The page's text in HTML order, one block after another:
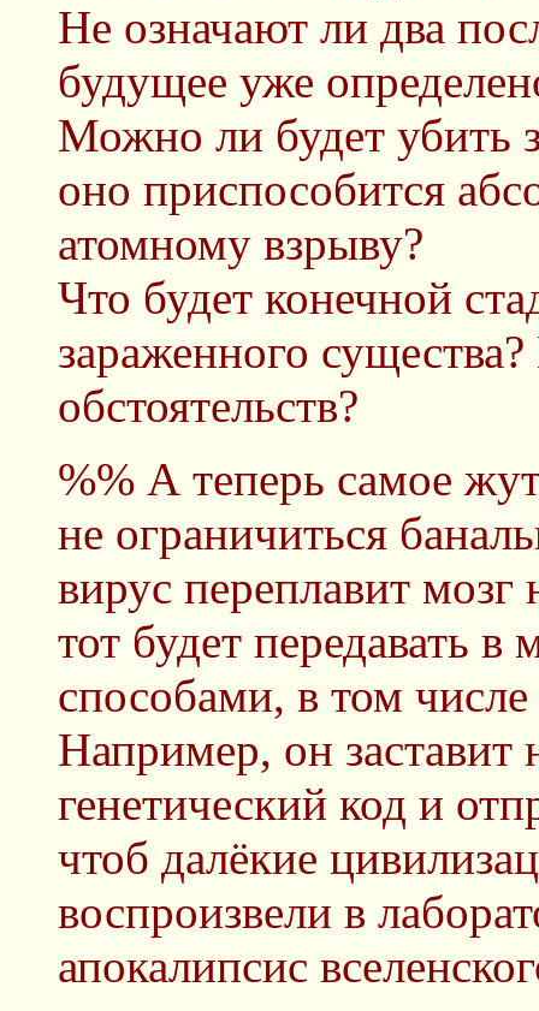
Не означают ли два
будущее уже
Можно ли будет убить
оно приспособится
атомному взрыву?
Что будет конечной
зараженного
обстоятельств?
%% А теперь самое
не ограничиться
вирус переплавит
тот будет передавать
способами, в том
Например, он заставит
генетический код и
чтоб далёкие
воспроизвели в
апокалипсис